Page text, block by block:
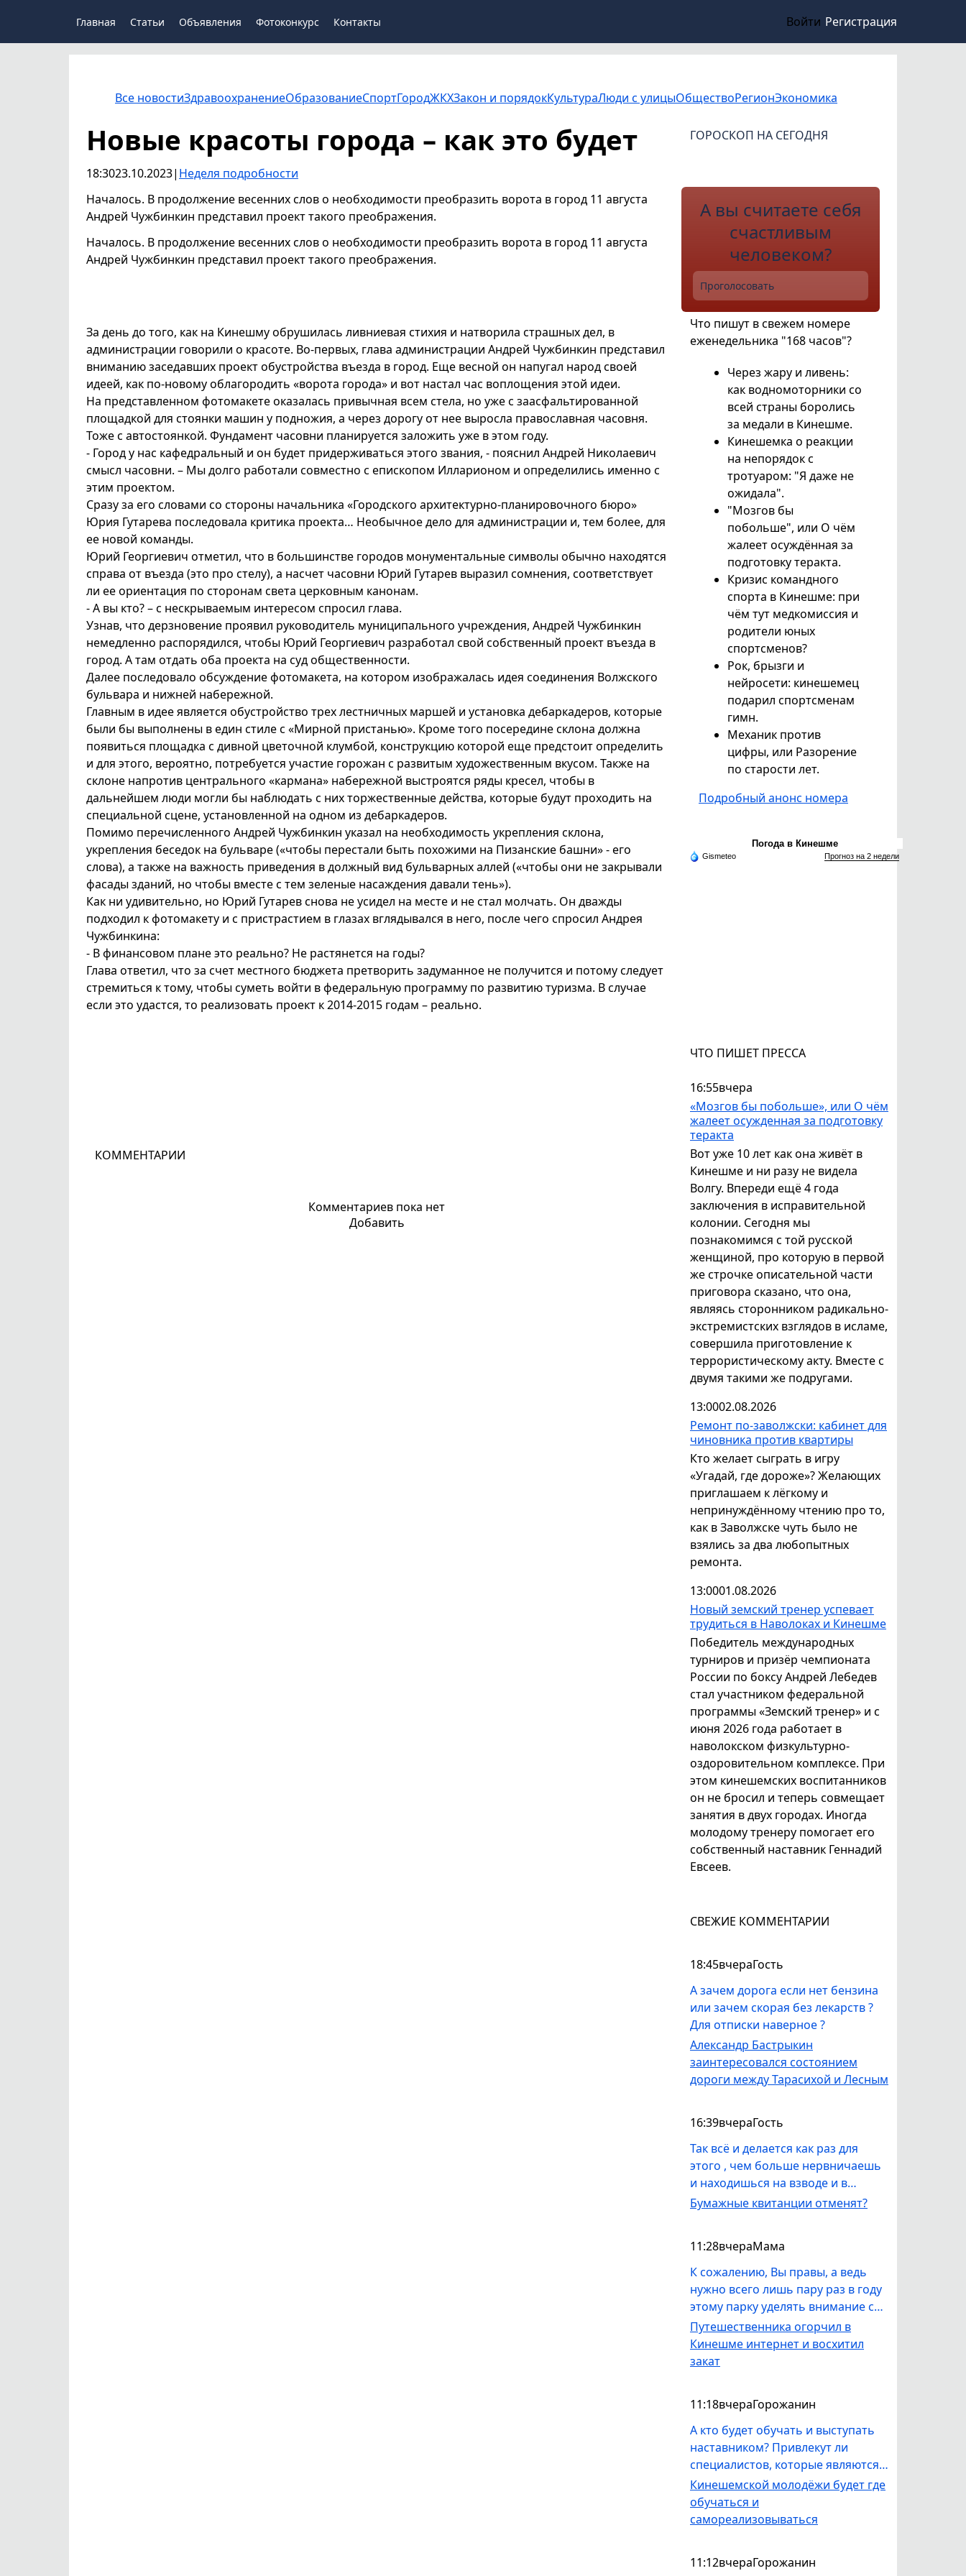
Главная Статьи Объявления Фотоконкурс Контакты Войти Регистрация
Все новостиЗдравоохранениеОбразованиеСпортГородЖКХЗакон и порядокКультураЛюди с улицыОбществоРегионЭкономика
ЧТО ПИШЕТ ПРЕССА
16:55вчера
«Мозгов бы побольше», или О чём
жалеет осужденная за подготовку
теракта
Вот уже 10 лет как она живёт в
Кинешме и ни разу не видела
Волгу. Впереди ещё 4 года
заключения в исправительной
колонии. Сегодня мы
познакомимся с той русской
женщиной, про которую в первой
же строчке описательной части
приговора сказано, что она,
являясь сторонником радикально-
экстремистских взглядов в исламе,
совершила приготовление к
террористическому акту. Вместе с
двумя такими же подругами.
13:0002.08.2026
Ремонт по-заволжски: кабинет для
чиновника против квартиры
Кто желает сыграть в игру
«Угадай, где дороже»? Желающих
приглашаем к лёгкому и
непринуждённому чтению про то,
как в Заволжске чуть было не
взялись за два любопытных
ремонта.
13:0001.08.2026
Новый земский тренер успевает
трудиться в Наволоках и Кинешме
Победитель международных
турниров и призёр чемпионата
России по боксу Андрей Лебедев
стал участником федеральной
программы «Земский тренер» и с
июня 2026 года работает в
наволокском физкультурно-
оздоровительном комплексе. При
этом кинешемских воспитанников
он не бросил и теперь совмещает
занятия в двух городах. Иногда
молодому тренеру помогает его
собственный наставник Геннадий
Евсеев.
СВЕЖИЕ КОММЕНТАРИИ
18:45вчераГость
А зачем дорога если нет бензина
или зачем скорая без лекарств ?
Для отписки наверное ?
Александр Бастрыкин
заинтересовался состоянием
дороги между Тарасихой и Лесным
16:39вчераГость
Так всё и делается как раз для
этого , чем больше нервничаешь
и находишься на взводе и в
непонимании происходящего
Это конечно сарказм с моей
стороны , не обижайтесь , сам
являюсь старпёром .
Бумажные квитанции отменят?
11:28вчераМама
К сожалению, Вы правы, а ведь
нужно всего лишь пару раз в году
этому парку уделять внимание со
стороны УГХ - покос травы,
выпилка деревьев, вывоз мусора.
Как местная жительница, не вижу
Путешественника огорчил в
Кинешме интернет и восхитил
закат
11:18вчераГорожанин
А кто будет обучать и выступать
наставником? Привлекут ли
специалистов, которые являются
профессионалами в своём деле и
смогут реально заинтересовать
ребят? Или проект для отмыва и
Кинешемской молодёжи будет где
обучаться и
самореализовываться
11:12вчераГорожанин
Новые красоты города – как это будет
18:3023.10.2023| Неделя подробности
Началось. В продолжение весенних слов о необходимости преобразить ворота в город 11 августа
Андрей Чужбинкин представил проект такого преображения.
Началось. В продолжение весенних слов о необходимости преобразить ворота в город 11 августа
Андрей Чужбинкин представил проект такого преображения.
За день до того, как на Кинешму обрушилась ливниевая стихия и натворила страшных дел, в
администрации говорили о красоте. Во-первых, глава администрации Андрей Чужбинкин представил
вниманию заседавших проект обустройства въезда в город. Еще весной он напугал народ своей
идеей, как по-новому облагородить «ворота города» и вот настал час воплощения этой идеи.
На представленном фотомакете оказалась привычная всем стела, но уже с заасфальтированной
площадкой для стоянки машин у подножия, а через дорогу от нее выросла православная часовня.
Тоже с автостоянкой. Фундамент часовни планируется заложить уже в этом году.
- Город у нас кафедральный и он будет придерживаться этого звания, - пояснил Андрей Николаевич
смысл часовни. – Мы долго работали совместно с епископом Илларионом и определились именно с
этим проектом.
Сразу за его словами со стороны начальника «Городского архитектурно-планировочного бюро»
Юрия Гутарева последовала критика проекта… Необычное дело для администрации и, тем более, для
ее новой команды.
Юрий Георгиевич отметил, что в большинстве городов монументальные символы обычно находятся
справа от въезда (это про стелу), а насчет часовни Юрий Гутарев выразил сомнения, соответствует
ли ее ориентация по сторонам света церковным канонам.
- А вы кто? – с нескрываемым интересом спросил глава.
Узнав, что дерзновение проявил руководитель муниципального учреждения, Андрей Чужбинкин
немедленно распорядился, чтобы Юрий Георгиевич разработал свой собственный проект въезда в
город. А там отдать оба проекта на суд общественности.
Далее последовало обсуждение фотомакета, на котором изображалась идея соединения Волжского
бульвара и нижней набережной.
Главным в идее является обустройство трех лестничных маршей и установка дебаркадеров, которые
были бы выполнены в един стиле с «Мирной пристанью». Кроме того посередине склона должна
появиться площадка с дивной цветочной клумбой, конструкцию которой еще предстоит определить
и для этого, вероятно, потребуется участие горожан с развитым художественным вкусом. Также на
склоне напротив центрального «кармана» набережной выстроятся ряды кресел, чтобы в
дальнейшем люди могли бы наблюдать с них торжественные действа, которые будут проходить на
специальной сцене, установленной на одном из дебаркадеров.
Помимо перечисленного Андрей Чужбинкин указал на необходимость укрепления склона,
укрепления беседок на бульваре («чтобы перестали быть похожими на Пизанские башни» - его
слова), а также на важность приведения в должный вид бульварных аллей («чтобы они не закрывали
фасады зданий, но чтобы вместе с тем зеленые насаждения давали тень»).
Как ни удивительно, но Юрий Гутарев снова не усидел на месте и не стал молчать. Он дважды
подходил к фотомакету и с пристрастием в глазах вглядывался в него, после чего спросил Андрея
Чужбинкина:
- В финансовом плане это реально? Не растянется на годы?
Глава ответил, что за счет местного бюджета претворить задуманное не получится и потому следует
стремиться к тому, чтобы суметь войти в федеральную программу по развитию туризма. В случае
если это удастся, то реализовать проект к 2014-2015 годам – реально.
КОММЕНТАРИИ
Комментариев пока нет
Добавить
ГОРОСКОП НА СЕГОДНЯ
А вы считаете себя
счастливым
человеком?
Проголосовать
Что пишут в свежем номере
еженедельника "168 часов"?
Через жару и ливень:
как водномоторники со
всей страны боролись
за медали в Кинешме.
Кинешемка о реакции
на непорядок с
тротуаром: "Я даже не
ожидала".
"Мозгов бы
побольше", или О чём
жалеет осуждённая за
подготовку теракта.
Кризис командного
спорта в Кинешме: при
чём тут медкомиссия и
родители юных
спортсменов?
Рок, брызги и
нейросети: кинешемец
подарил спортсменам
гимн.
Механик против
цифры, или Разорение
по старости лет.
Подробный анонс номера
Погода в Кинешме
Gismeteo Прогноз на 2 недели